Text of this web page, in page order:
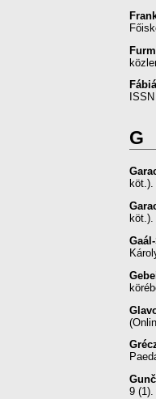
G
9 (1).